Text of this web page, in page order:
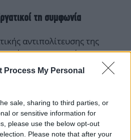
Process My Personal
sale, sharing to third parties, or
or sensitive information for
please use the below opt-out
Please note that after your
τη συμφωνία
αντιπολίτευσης της
υπέρ της συμφωνίας στην
η κυβέρνηση του Μπόρις
για τις εμπορικές σχέσεις
εποχή, ανακοίνωσε ο
Κιρ Στάρμερ.